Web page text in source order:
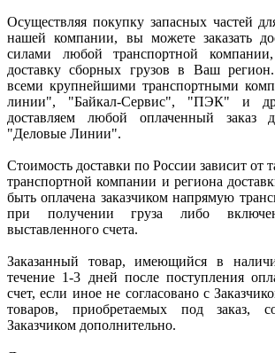
Осуществляя покупку запасных частей
нашей компании, вы можете заказать
силами любой транспортной
доставку сборных грузов в Ваш
всеми крупнейшими транспортными
линии", "Байкал-Сервис", "ПЭК" и
доставляем любой оплаченный заказ
"Деловые Линии".
Стоимость доставки по России зависит от
транспортной компании и региона
быть оплачена заказчиком напрямую
при получении груза либо
выставленного счета.
Заказанный товар, имеющийся в
течение 1-3 дней после поступления
счет, если иное не согласовано с
товаров, приобретаемых под заказ,
Заказчиком дополнительно.